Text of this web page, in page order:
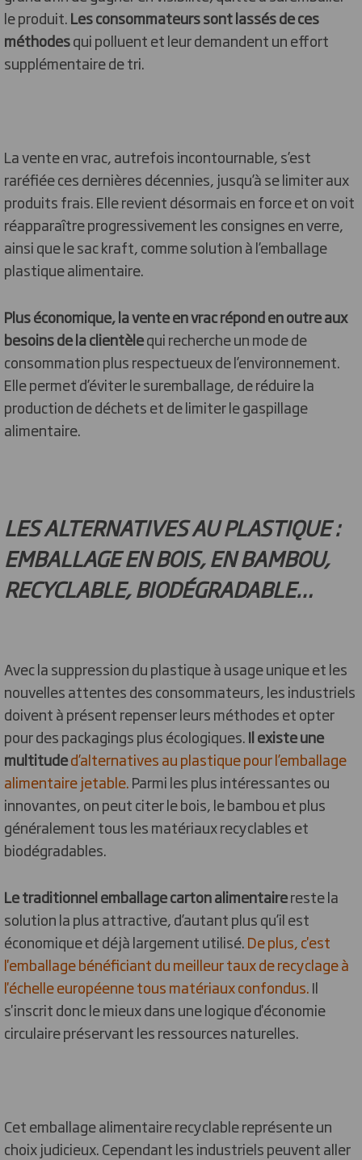
le produit.Les consommateurs sont lassés de ces
méthodesqui polluent et leur demandent un effort
supplémentaire de tri.
La vente en vrac, autrefois incontournable, s’est
raréfiée ces dernières décennies, jusqu’à se limiter aux
produits frais. Elle revient désormais en force et on voit
réapparaître progressivement les consignes en verre,
ainsi que le sac kraft, comme solution à l’emballage
plastique alimentaire.
Plus économique, la vente en vrac répond en outre aux
besoins de la clientèlequi recherche un mode de
consommation plus respectueux de l’environnement.
Elle permet d’éviter le suremballage, de réduire la
production de déchets et de limiter le gaspillage
alimentaire.
LES ALTERNATIVES AU PLASTIQUE :
EMBALLAGE EN BOIS, EN BAMBOU,
RECYCLABLE, BIODÉGRADABLE…
Avec la suppression du plastique à usage unique et les
nouvelles attentes des consommateurs, les industriels
doivent à présent repenser leurs méthodes et opter
pour des packagings plus écologiques.Il existe une
multituded’alternatives au plastique pour l’emballage
alimentaire jetable.Parmi les plus intéressantes ou
innovantes, on peut citer le bois, le bambou et plus
généralement tous les matériaux recyclables et
biodégradables.
Le traditionnel emballage carton alimentairereste la
solution la plus attractive, d’autant plus qu’il est
économique et déjà largement utilisé.De plus, c'est
l'emballage bénéficiant du meilleur taux de recyclage à
l'échelle européenne tous matériaux confondus.Il
s'inscrit donc le mieux dans une logique d'économie
circulaire préservant les ressources naturelles.
Cet emballage alimentaire recyclable représente un
choix judicieux. Cependant les industriels peuvent aller